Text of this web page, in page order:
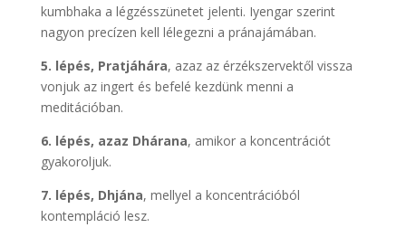
kumbhaka a légzésszünetet jelenti. Iyengar szerint
nagyon precízen kell lélegezni a pránajámában.
5. lépés, Pratjáhára, azaz az érzékszervektől vissza
vonjuk az ingert és befelé kezdünk menni a
meditációban.
6. lépés, azaz Dhárana, amikor a koncentrációt
gyakoroljuk.
7. lépés, Dhjána, mellyel a koncentrációból
kontempláció lesz.